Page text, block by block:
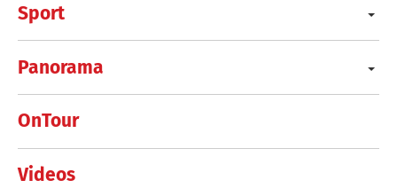
Sport
Panorama
OnTour
Videos